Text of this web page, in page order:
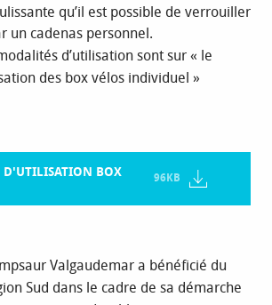
qu’il est possible de verrouiller
un cadenas personnel.
d’utilisation sont sur « le
des box vélos individuel »
D'UTILISATION BOX
96KB
Valgaudemar a bénéficié du
Sud dans le cadre de sa démarche